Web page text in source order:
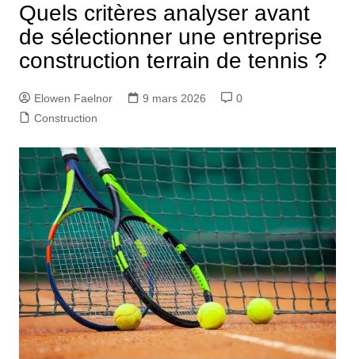
Quels critères analyser avant
de sélectionner une entreprise
construction terrain de tennis ?
Elowen Faelnor 9 mars 2026
0
Construction